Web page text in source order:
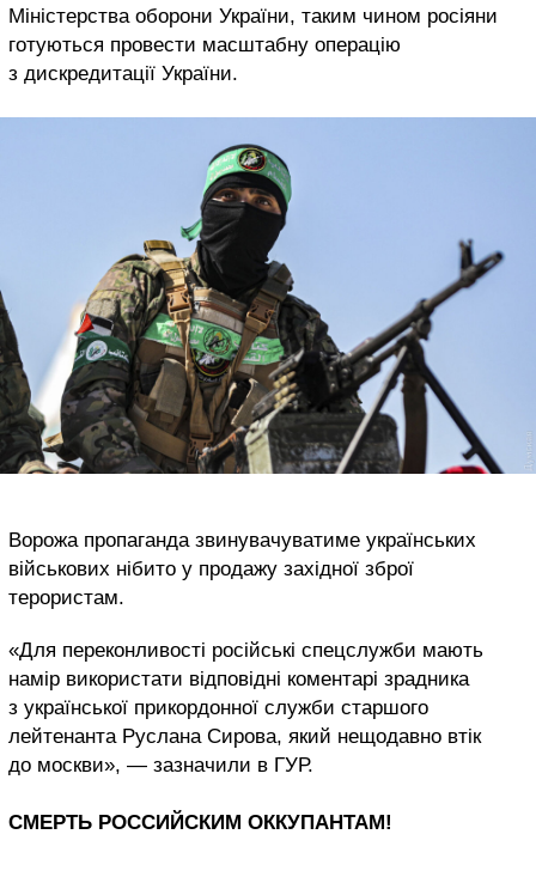
Міністерства оборони України, таким чином росіяни
готуються провести масштабну операцію
з дискредитації України.
Ворожа пропаганда звинувачуватиме українських
військових нібито у продажу західної зброї
терористам.
«Для переконливості російські спецслужби мають
намір використати відповідні коментарі зрадника
з української прикордонної служби старшого
лейтенанта Руслана Сирова, який нещодавно втік
до москви», — зазначили в ГУР.
СМЕРТЬ РОССИЙСКИМ ОККУПАНТАМ!